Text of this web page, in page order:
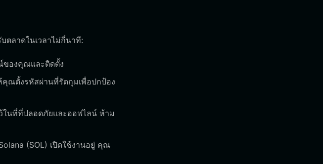
ตลาดในเวลาไม่กี่นาที:
ของคุณและติดตั้ง
คุณตั้งรหัสผ่านที่รัดกุมเพื่อปกป้อง
ในที่ที่ปลอดภัยและออฟไลน์ ห้าม
(SOL) เปิดใช้งานอยู่ คุณ